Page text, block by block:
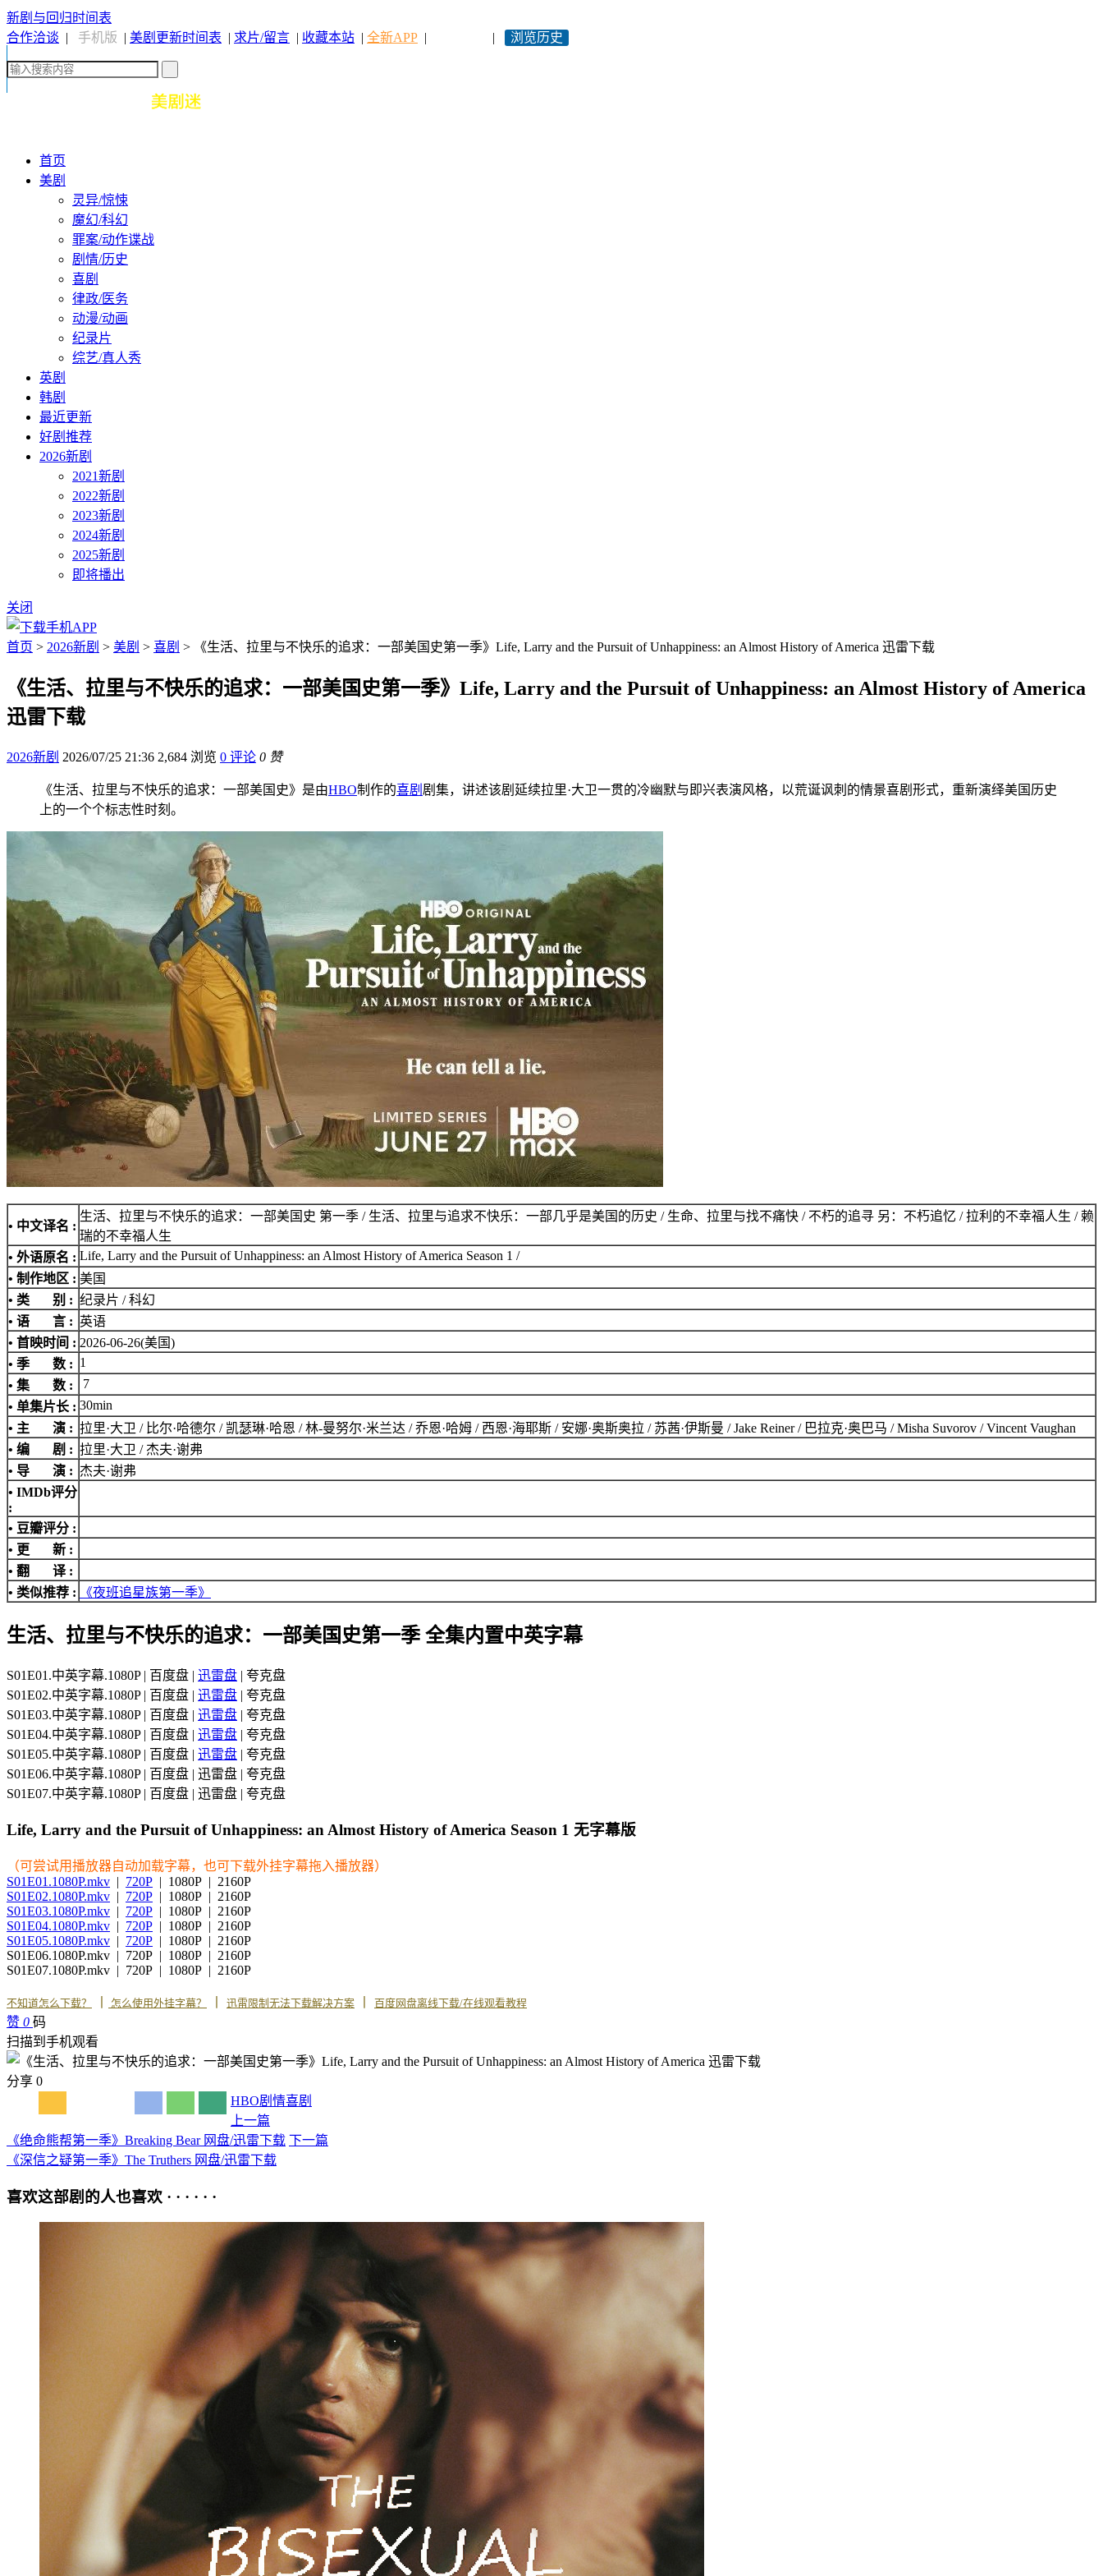
新剧与回归时间表
合作洽谈 | 手机版 | 美剧更新时间表 | 求片/留言 | 收藏本站 | 全新APP | | 浏览历史
首页
美剧
灵异/惊悚
魔幻/科幻
罪案/动作谍战
剧情/历史
喜剧
律政/医务
动漫/动画
纪录片
综艺/真人秀
英剧
韩剧
最近更新
好剧推荐
2026新剧
2021新剧
2022新剧
2023新剧
2024新剧
2025新剧
即将播出
关闭
首页 > 2026新剧 > 美剧 > 喜剧 > 《生活、拉里与不快乐的追求：一部美国史第一季》Life, Larry and the Pursuit of Unhappiness: an Almost History of America 迅雷下载
《生活、拉里与不快乐的追求：一部美国史第一季》Life, Larry and the Pursuit of Unhappiness: an Almost History of America
迅雷下载
2026新剧 2026/07/25 21:36 2,684 浏览 0 评论 0 赞
《生活、拉里与不快乐的追求：一部美国史》是由HBO制作的喜剧 剧集，讲述该剧延续拉里·大卫一贯的冷幽默与即兴表演风格，以荒诞讽刺的情景喜剧形式，重新演绎美国历史
上的一个个标志性时刻。
• 中文译名 :
生活、拉里与不快乐的追求：一部美国史 第一季 / 生活、拉里与追求不快乐：一部几乎是美国的历史 / 生命、拉里与找不痛快 / 不朽的追寻 另：不朽追忆 / 拉利的不幸福人生 / 赖
瑞的不幸福人生
• 外语原名 : Life, Larry and the Pursuit of Unhappiness: an Almost History of America Season 1 /
• 制作地区 : 美国
• 类 别 : 纪录片 / 科幻
• 语 言 : 英语
• 首映时间 : 2026-06-26(美国)
• 季 数 : 1
• 集 数 :
7
• 单集片长 : 30min
• 主 演 : 拉里·大卫 / 比尔·哈德尔 / 凯瑟琳·哈恩 / 林-曼努尔·米兰达 / 乔恩·哈姆 / 西恩·海耶斯 / 安娜·奥斯奥拉 / 苏茜·伊斯曼 / Jake Reiner / 巴拉克·奥巴马 / Misha Suvorov / Vincent Vaughan
• 编 剧 : 拉里·大卫 / 杰夫·谢弗
• 导 演 : 杰夫·谢弗
• IMDb评分
:
• 豆瓣评分 :
• 更 新 :
• 翻 译 :
• 类似推荐 :
《夜班追星族第一季》
生活、拉里与不快乐的追求：一部美国史第一季 全集内置中英字幕
S01E01.中英字幕.1080P | 百度盘 | 迅雷盘 | 夸克盘
S01E02.中英字幕.1080P | 百度盘 | 迅雷盘 | 夸克盘
S01E03.中英字幕.1080P | 百度盘 | 迅雷盘 | 夸克盘
S01E04.中英字幕.1080P | 百度盘 | 迅雷盘 | 夸克盘
S01E05.中英字幕.1080P | 百度盘 | 迅雷盘 | 夸克盘
S01E06.中英字幕.1080P | 百度盘 | 迅雷盘 | 夸克盘
S01E07.中英字幕.1080P | 百度盘 | 迅雷盘 | 夸克盘
Life, Larry and the Pursuit of Unhappiness: an Almost History of America Season 1 无字幕版
（可尝试用播放器自动加载字幕，也可下载外挂字幕拖入播放器）
S01E01.1080P.mkv | 720P | 1080P | 2160P
S01E02.1080P.mkv | 720P | 1080P | 2160P
S01E03.1080P.mkv | 720P | 1080P | 2160P
S01E04.1080P.mkv | 720P | 1080P | 2160P
S01E05.1080P.mkv | 720P | 1080P | 2160P
S01E06.1080P.mkv | 720P | 1080P | 2160P
S01E07.1080P.mkv | 720P | 1080P | 2160P
不知道怎么下载？ 怎么使用外挂字幕？ 迅雷限制无法下载解决方案 百度网盘离线下载/在线观看教程
赞 0 码
扫描到手机观看
分享 0
HBO剧情喜剧
上一篇
《绝命熊帮第一季》Breaking Bear 网盘/迅雷下载 下一篇
《深信之疑第一季》The Truthers 网盘/迅雷下载
喜欢这部剧的人也喜欢 · · · · · ·